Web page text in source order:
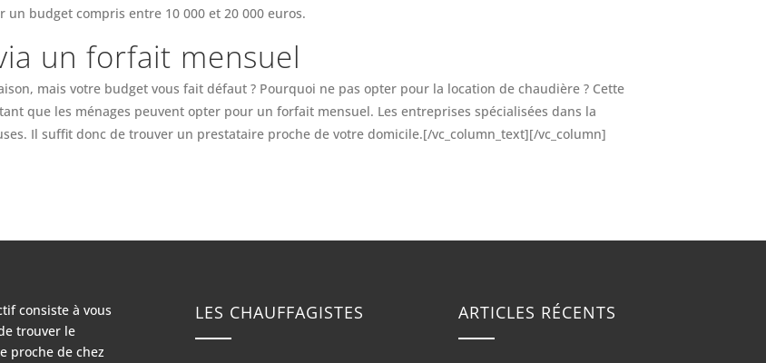
budget compris entre 10 000 et 20 000 euros.
un forfait mensuel
mais votre budget vous fait défaut ? Pourquoi ne pas opter pour la location de chaudière ? Cette
que les ménages peuvent opter pour un forfait mensuel. Les entreprises spécialisées dans la
Il suffit donc de trouver un prestataire proche de votre domicile.[/vc_column_text][/vc_column]
consiste à vous
trouver le
proche de chez
LES CHAUFFAGISTES ARTICLES RÉCENTS